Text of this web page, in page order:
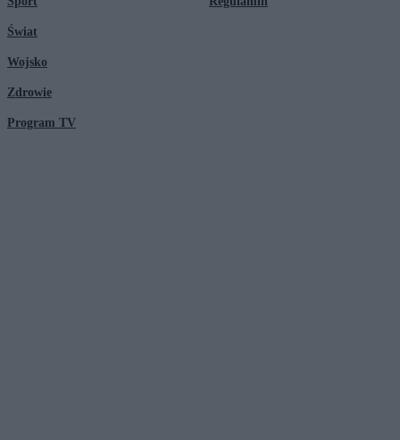
Świat
Wojsko
Zdrowie
Program TV